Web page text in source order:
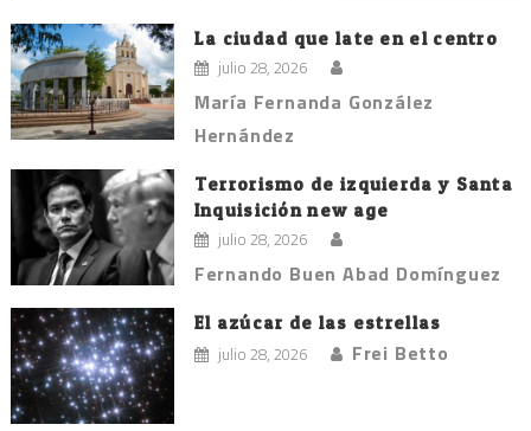
entradas
La ciudad que late en el centro
julio 28, 2026
María Fernanda González
Hernández
Terrorismo de izquierda y Santa
Inquisición new age
julio 28, 2026
Fernando Buen Abad Domínguez
El azúcar de las estrellas
julio 28, 2026 Frei Betto